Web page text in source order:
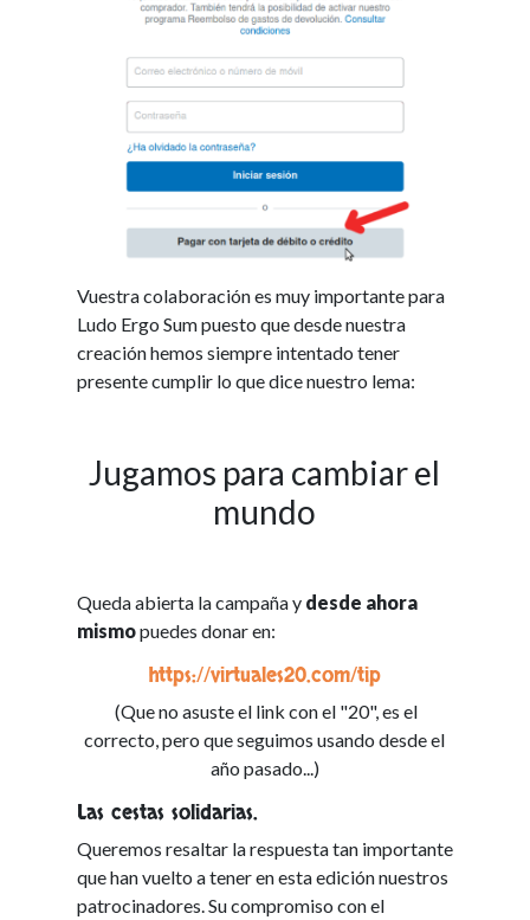
Vuestra colaboración es muy importante para
Ludo Ergo Sum puesto que desde nuestra
creación hemos siempre intentado tener
presente cumplir lo que dice nuestro lema:
Jugamos para cambiar el
mundo
Queda abierta la campaña y desde ahora
mismopuedes donar en:
https://virtuales20.com/tip
(Que no asuste el link con el "20", es el
correcto, pero que seguimos usando desde el
año pasado...)
Las cestas solidarias.
Queremos resaltar la respuesta tan importante
que han vuelto a tener en esta edición nuestros
patrocinadores. Su compromiso con el